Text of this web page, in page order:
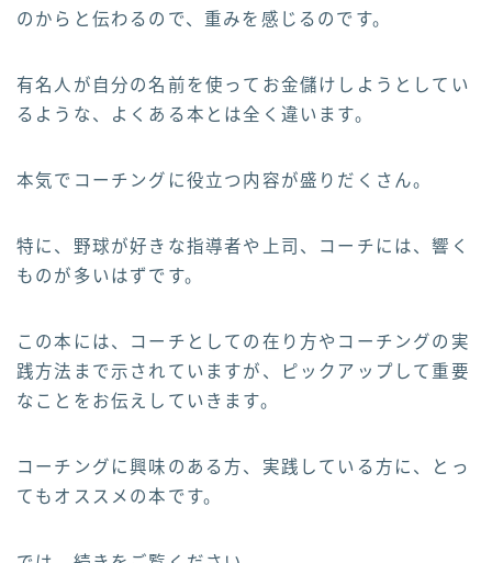
のからと伝わるので、重みを感じるのです。
有名人が自分の名前を使ってお金儲けしようとしてい
るような、よくある本とは全く違います。
本気でコーチングに役立つ内容が盛りだくさん。
特に、野球が好きな指導者や上司、コーチには、響く
ものが多いはずです。
この本には、コーチとしての在り方やコーチングの実
践方法まで示されていますが、ピックアップして重要
なことをお伝えしていきます。
コーチングに興味のある方、実践している方に、とっ
てもオススメの本です。